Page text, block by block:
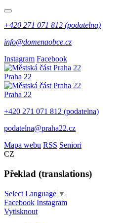
+420 271 071 812 (podatelna)
info@domenaobce.cz
Instagram Facebook
Praha 22
Praha 22
+420 271 071 812 (podatelna)
podatelna@praha22.cz
Mapa webu RSS Seniori
CZ
Překlad (translations)
Select Language ▼
Facebook Instagram
Vytisknout